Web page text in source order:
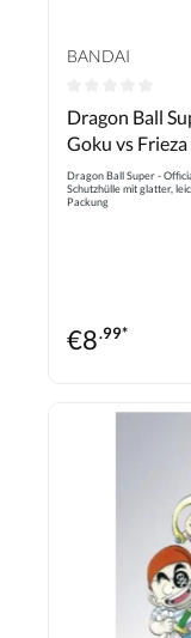
BANDAI
Dragon Ball
Goku vs Frieza
Dragon Ball Super -
Schutzhülle mit glatter,
Packung
€8.99*